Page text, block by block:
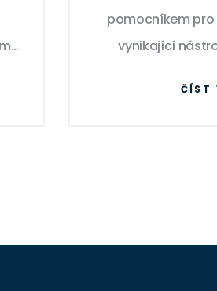
pomocníkem pro
vynikající
ČÍST